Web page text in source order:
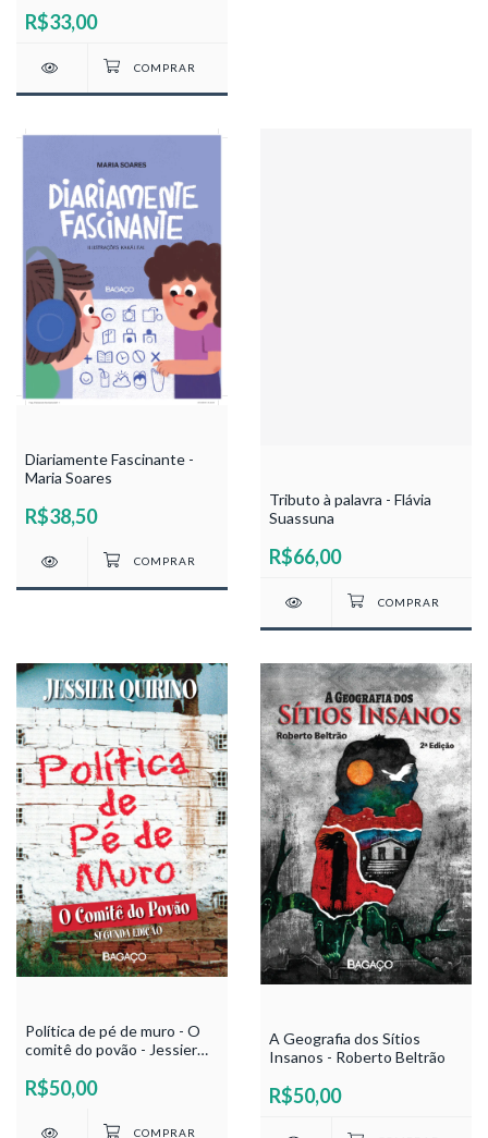
R$33,00
Diariamente Fascinante -
Maria Soares
R$38,50
Tributo à palavra - Flávia
Suassuna
R$66,00
Política de pé de muro - O
comitê do povão - Jessier
R$50,00
A Geografia dos Sítios
Insanos - Roberto Beltrão
R$50,00